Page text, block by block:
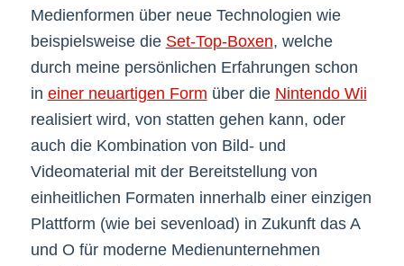
Medienformen über neue Technologien wie
beispielsweise die Set-Top-Boxen, welche
durch meine persönlichen Erfahrungen schon
in einer neuartigen Form über die Nintendo Wii
realisiert wird, von statten gehen kann, oder
auch die Kombination von Bild- und
Videomaterial mit der Bereitstellung von
einheitlichen Formaten innerhalb einer einzigen
Plattform (wie bei sevenload) in Zukunft das A
und O für moderne Medienunternehmen